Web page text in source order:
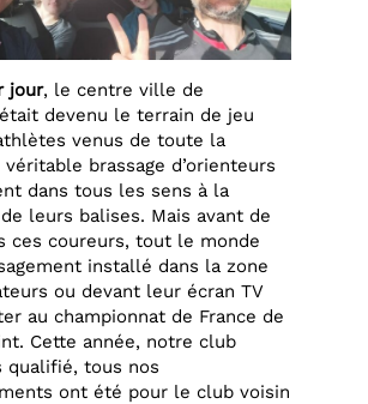
jour, le centre ville de
devenu le terrain de jeu
venus de toute la
véritable brassage d’orienteurs
dans tous les sens à la
leurs balises. Mais avant de
ces coureurs, tout le monde
installé dans la zone
ou devant leur écran TV
au championnat de France de
Cette année, notre club
qualifié, tous nos
ont été pour le club voisin